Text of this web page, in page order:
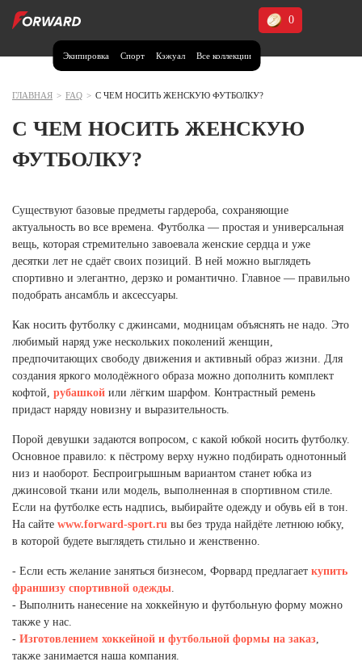
Экипировка Спорт Кэжуал Все коллекции
0
Москва и МО
Волгоградская область (1)
Воронежская область (1)
Дагестан (2)
Калининградская область (1)
Кемеровская область (2)
Краснодарский край (5)
Красноярский край (5)
Курская область (1)
Москва и МО (14)
Нижегородская область (1)
Новосибирская область (3)
Республика Башкортостан (3)
Республика Крым (1)
Республика Татарстан (2)
Ростовская область (2)
Самарская область (1)
Саратовская область (1)
Свердловская область (5)
Северная Осетия (2)
Смоленская область (1)
Томская область (1)
Тульская область (1)
ГЛАВНАЯ > FAQ > С ЧЕМ НОСИТЬ ЖЕНСКУЮ ФУТБОЛКУ?
С ЧЕМ НОСИТЬ ЖЕНСКУЮ
ФУТБОЛКУ?
Существуют базовые предметы гардероба, сохраняющие
актуальность во все времена. Футболка — простая и универсальная
вещь, которая стремительно завоевала женские сердца и уже
десятки лет не сдаёт своих позиций. В ней можно выглядеть
спортивно и элегантно, дерзко и романтично. Главное — правильно
подобрать ансамбль и аксессуары.
Как носить футболку с джинсами, модницам объяснять не надо. Это
любимый наряд уже нескольких поколений женщин,
предпочитающих свободу движения и активный образ жизни. Для
создания яркого молодёжного образа можно дополнить комплект
кофтой, рубашкой или лёгким шарфом. Контрастный ремень
придаст наряду новизну и выразительность.
Порой девушки задаются вопросом, с какой юбкой носить футболку.
Основное правило: к пёстрому верху нужно подбирать однотонный
низ и наоборот. Беспроигрышным вариантом станет юбка из
джинсовой ткани или модель, выполненная в спортивном стиле.
Если на футболке есть надпись, выбирайте одежду и обувь ей в тон.
На сайте www.forward-sport.ru вы без труда найдёте летнюю юбку,
в которой будете выглядеть стильно и женственно.
- Если есть желание заняться бизнесом, Форвард предлагает купить
франшизу спортивной одежды.
- Выполнить нанесение на хоккейную и футбольную форму можно
также у нас.
- Изготовлением хоккейной и футбольной формы на заказ,
также занимается наша компания.